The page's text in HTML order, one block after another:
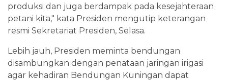
produksi dan juga berdampak pada kesejahteraan
petani kita," kata Presiden mengutip keterangan
resmi Sekretariat Presiden, Selasa.
Lebih jauh, Presiden meminta bendungan
disambungkan dengan penataan jaringan irigasi
agar kehadiran Bendungan Kuningan dapat